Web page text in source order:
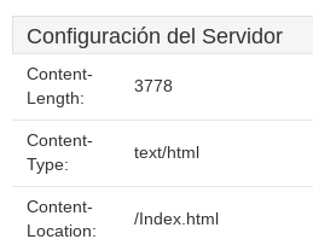
Configuración del Servidor
Content-
Length:
3778
Content-
Type:
text/html
Content-
Location:
/Index.html